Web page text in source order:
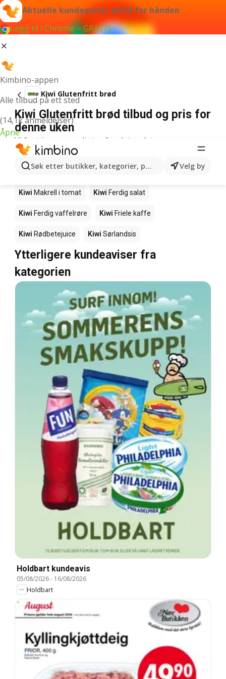
Aktuelle kundeaviser alltid for hånden
Legg til i Chrome – GRATIS
Kimbino-appen
Alle tilbud på ett sted
(14,1k anmeldelser)
Åpne
Søk etter butikker, kategorier, produkter...Velg by
Kiwi Glutenfritt brød
Kiwi Glutenfritt brød tilbud og pris for
denne uken
Vi fant ingen resultater for det ordet.
Andre produkter i butikkene Kiwi
Kiwi Fårikålkjøtt
Kiwi Makrell i tomat Kiwi Ferdig salat
Kiwi Ferdig vaffelrøre Kiwi Friele kaffe
Kiwi Rødbetejuice Kiwi Sørlandsis
Ytterligere kundeaviser fra
kategorien
Holdbart kundeavis
05/08/2026- 16/08/2026
Holdbart